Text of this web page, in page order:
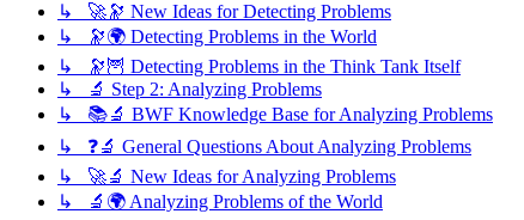
↳ 🚀🔭 New Ideas for Detecting Problems
↳ 🔭🌍 Detecting Problems in the World
↳ 🔭🦉 Detecting Problems in the Think Tank Itself
↳ 🔬 Step 2: Analyzing Problems
↳ 📚🔬 BWF Knowledge Base for Analyzing Problems
↳ ❓🔬 General Questions About Analyzing Problems
↳ 🚀🔬 New Ideas for Analyzing Problems
↳ 🔬🌍 Analyzing Problems of the World